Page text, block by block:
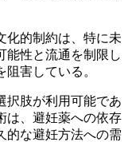
化的制約は、特に未
能性と流通を制限し
害している。
択肢が利用可能であ
は、避妊薬への依存
的な避妊方法への需